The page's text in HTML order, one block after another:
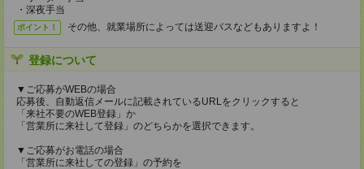
・深夜手当
ポイント！ その他、就業場所によっては送迎バスなどもありますよ！
登録について
▼ご応募がWEBの場合
応募後、自動返信メールに記載されているURLをクリックすると
「来社不要のWEB登録」か
「営業所に来社して登録」のどちらかを選択できます。
▼ご応募がお電話の場合
「営業所に来社しての登録」の予約を